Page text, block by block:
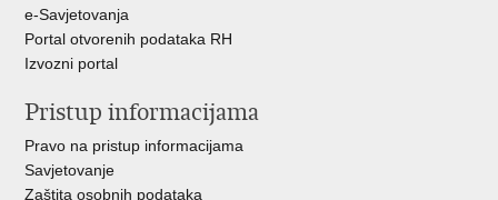
e-Savjetovanja
Portal otvorenih podataka RH
Izvozni portal
Pristup informacijama
Pravo na pristup informacijama
Savjetovanje
Zaštita osobnih podataka